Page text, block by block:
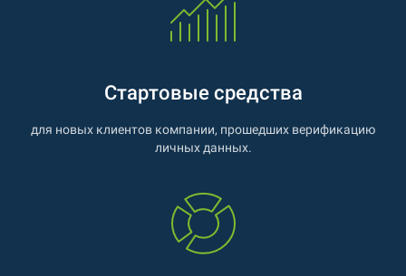
Стартовые средства
для новых клиентов компании, прошедших верификацию
личных данных.